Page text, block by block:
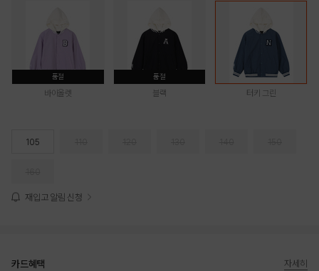
품절
바이올렛
품절
블랙 터키 그린
105
재입고 알림 신청
카드혜택
자세히